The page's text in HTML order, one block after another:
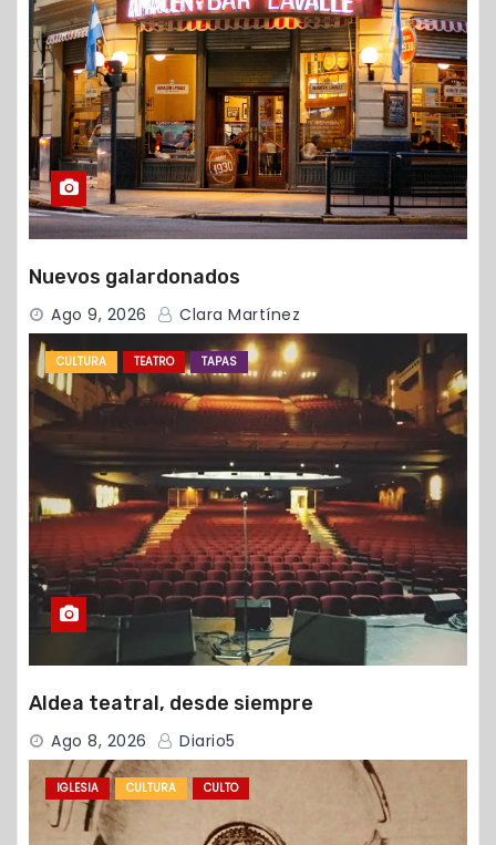
Nuevos galardonados
Ago 9, 2026 Clara Martínez
CULTURA TEATRO TAPAS
Aldea teatral, desde siempre
Ago 8, 2026 Diario5
IGLESIA CULTURA CULTO